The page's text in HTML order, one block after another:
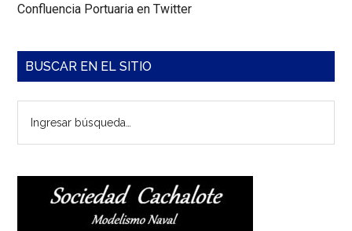
Confluencia Portuaria en Twitter
BUSCAR EN EL SITIO
búsqueda…